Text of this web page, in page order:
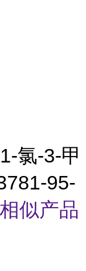
氯-3-甲
95-
似产品